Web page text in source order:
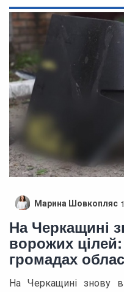
Марина Шовкопляс
На Черкащині
ворожих
громадах
На Черкащині знову